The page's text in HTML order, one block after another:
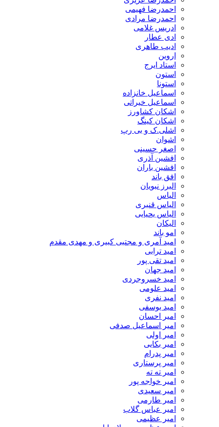
احمدرضا فهیمی
احمدرضا مرادی
ادریس غلامی
ادی عطار
ادیب طاهری
اروین
استاد ایرج
استون
استونا
اسماعیل خانزاده
اسماعیل خیراتی
اشکان کشاورز
اشکان کینگ
اشلی.ک و بی رپ
اشوان
اصغر حسینی
افشین آذری
افشین باران
افق باند
البرز نبویان
الیاس
الیاس قنبرى
الیاس یحیایی
الیکان
امو باند
امید آمری و مجتبی کبیری و مهدى مقدم
امید ترابی
امید تقی پور
امید جهان
امید خسروجردی
امید علومی
امید نفری
امید یوسفی
امیر احسان
امیر اسماعیل صدفی
امیر اولی
امیر بکایی
امیر پدرام
امیر پرستاری
امیر ته ته
امیر خواجه پور
امیر سعیدی
امیر طارمی
امیر عباس گلاب
امیر عظیمی